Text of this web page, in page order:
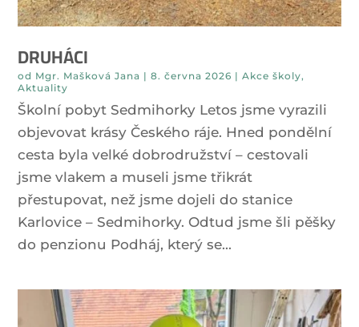
DRUHÁCI
od Mgr. Mašková Jana | 8. června 2026 | Akce školy,
Aktuality
Školní pobyt Sedmihorky Letos jsme vyrazili
objevovat krásy Českého ráje. Hned pondělní
cesta byla velké dobrodružství – cestovali
jsme vlakem a museli jsme třikrát
přestupovat, než jsme dojeli do stanice
Karlovice – Sedmihorky. Odtud jsme šli pěšky
do penzionu Podháj, který se...